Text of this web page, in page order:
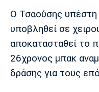
Μάντσεστερ
Γιουνάιτεντ
Ο Τσαούσης υπέστη
υποβληθεί σε
αποκατασταθεί το
26χρονος μπακ
δράσης για τους